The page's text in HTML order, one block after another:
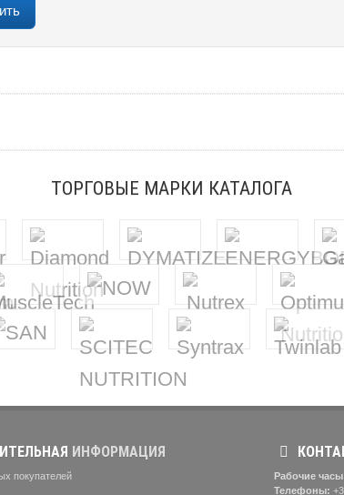
ТОРГОВЫЕ МАРКИ КАТАЛОГА
ИНФОРМАЦИЯ
покупателей
Рабочие
Телефоны: